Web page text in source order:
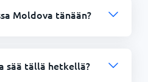
Moldova tänään?
sää tällä hetkellä?